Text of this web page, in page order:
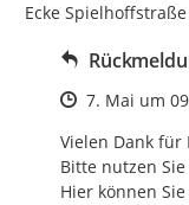
Ecke
Zeitpunkt
7. Mai um
Vielen Dank für
Bitte nutzen
Hier können